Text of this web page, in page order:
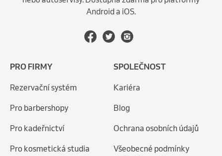
Android a iOS.
PRO FIRMY
Rezervační systém
Pro barbershopy
Pro kadeřnictví
Pro kosmetická studia
SPOLEČNOST
Kariéra
Blog
Ochrana osobních údajů
Všeobecné podmínky